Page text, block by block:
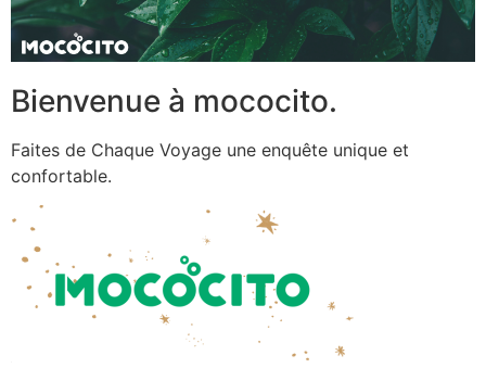
Bienvenue à mococito.
Faites de Chaque Voyage une enquête unique et
confortable.